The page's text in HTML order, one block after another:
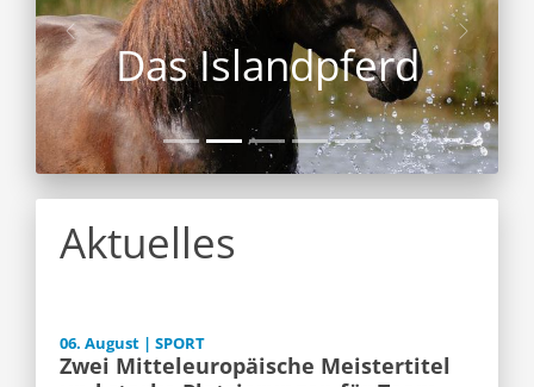
Das Islandpferd
Aktuelles
06. August | SPORT
Zwei Mitteleuropäische Meistertitel